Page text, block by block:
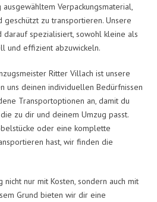
Verpackungsmaterial,
zu transportieren. Unsere
spezialisiert, sowohl kleine als
und effizient abzuwickeln.
Ritter Villach ist unsere
uns deinen individuellen Bedürfnissen
Transportoptionen an, damit du
zu dir und deinem Umzug passt.
oder eine komplette
hast, wir finden die
nicht nur mit Kosten, sondern auch mit
Grund bieten wir dir eine